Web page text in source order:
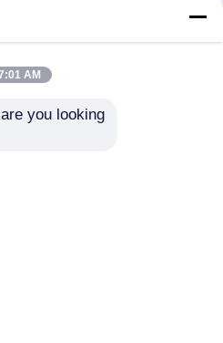
patient pour tous les
EN13795 Certifié
AM
you looking